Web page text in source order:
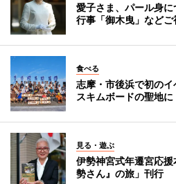
愛子さま、パール身
行事「御木曳」などご
食べる
志摩・市後浜で初の
スキムボードの聖地に
見る・遊ぶ
伊勢神宮式年遷宮応
勢さん』の旅」刊行